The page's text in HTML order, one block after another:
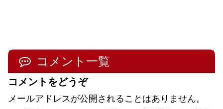
コメント一覧
コメントをどうぞ
メールアドレスが公開されることはありません。